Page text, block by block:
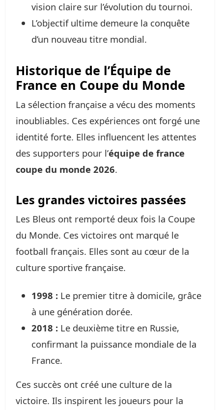
vision claire sur l’évolution du tournoi.
L’objectif ultime demeure la conquête
d’un nouveau titre mondial.
Historique de l’Équipe de
France en Coupe du Monde
La sélection française a vécu des moments
inoubliables. Ces expériences ont forgé une
identité forte. Elles influencent les attentes
des supporters pour l’équipe de france
coupe du monde 2026.
Les grandes victoires passées
Les Bleus ont remporté deux fois la Coupe
du Monde. Ces victoires ont marqué le
football français. Elles sont au cœur de la
culture sportive française.
1998 : Le premier titre à domicile, grâce
à une génération dorée.
2018 : Le deuxième titre en Russie,
confirmant la puissance mondiale de la
France.
Ces succès ont créé une culture de la
victoire. Ils inspirent les joueurs pour la